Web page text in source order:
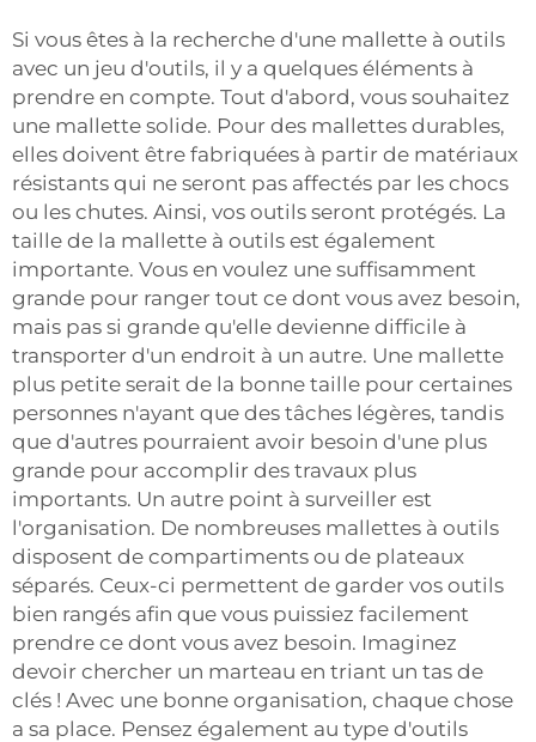
Si vous êtes à la recherche d'une mallette à outils
avec un jeu d'outils, il y a quelques éléments à
prendre en compte. Tout d'abord, vous souhaitez
une mallette solide. Pour des mallettes durables,
elles doivent être fabriquées à partir de matériaux
résistants qui ne seront pas affectés par les chocs
ou les chutes. Ainsi, vos outils seront protégés. La
taille de la mallette à outils est également
importante. Vous en voulez une suffisamment
grande pour ranger tout ce dont vous avez besoin,
mais pas si grande qu'elle devienne difficile à
transporter d'un endroit à un autre. Une mallette
plus petite serait de la bonne taille pour certaines
personnes n'ayant que des tâches légères, tandis
que d'autres pourraient avoir besoin d'une plus
grande pour accomplir des travaux plus
importants. Un autre point à surveiller est
l'organisation. De nombreuses mallettes à outils
disposent de compartiments ou de plateaux
séparés. Ceux-ci permettent de garder vos outils
bien rangés afin que vous puissiez facilement
prendre ce dont vous avez besoin. Imaginez
devoir chercher un marteau en triant un tas de
clés ! Avec une bonne organisation, chaque chose
a sa place. Pensez également au type d'outils